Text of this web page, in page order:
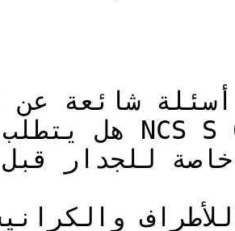
خاصة للجدار